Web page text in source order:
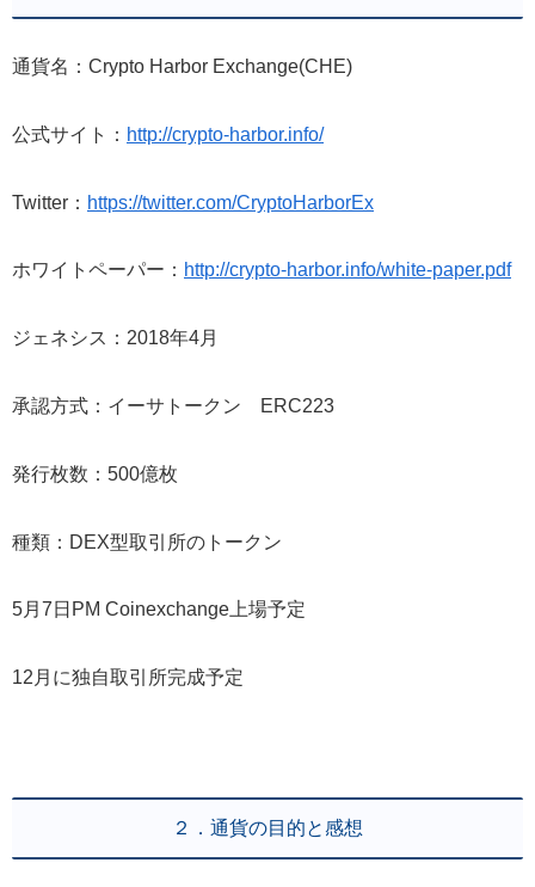
通貨名：Crypto Harbor Exchange(CHE)
公式サイト： http://crypto-harbor.info/
Twitter： https://twitter.com/CryptoHarborEx
ホワイトペーパー： http://crypto-harbor.info/white-paper.pdf
ジェネシス：2018年4月
承認方式：イーサトークン ERC223
発行枚数：500億枚
種類：DEX型取引所のトークン
5月7日PM Coinexchange上場予定
12月に独自取引所完成予定
２．通貨の目的と感想